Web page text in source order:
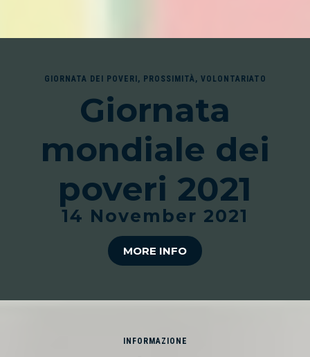
GIORNATA DEI POVERI , PROSSIMITÀ, VOLONTARIATO
Giornata
mondiale dei
poveri 2021
14 November 2021
MORE INFO
INFORMAZIONE